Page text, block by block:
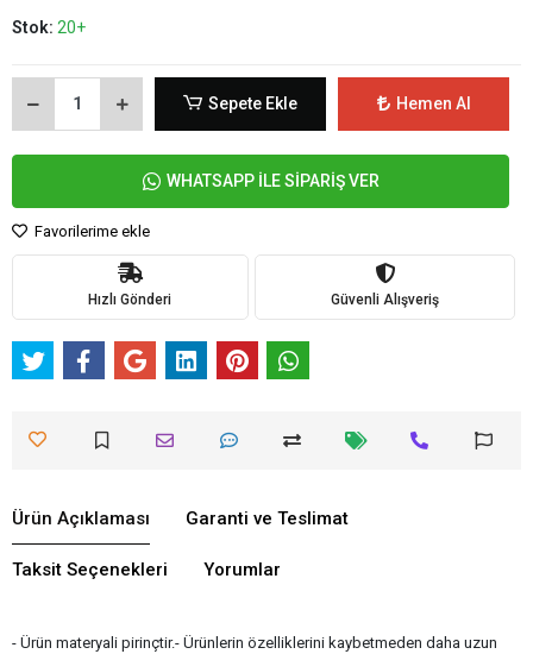
Stok: 20+
Sepete Ekle Hemen Al
WHATSAPP İLE SİPARİŞ VER
Favorilerime ekle
Hızlı Gönderi Güvenli Alışveriş
Ürün Açıklaması Garanti ve Teslimat
Taksit Seçenekleri Yorumlar
- Ürün materyali pirinçtir.- Ürünlerin özelliklerini kaybetmeden daha uzun